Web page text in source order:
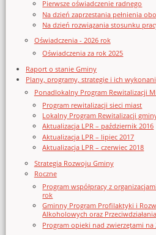
Pierwsze oświadczenie radnego
Na dzień zaprzestania pełnienia
Na dzień rozwiązania stosunku
Oświadczenia - 2026 rok
Oświadczenia za rok 2025
Raport o stanie Gminy
Plany, programy, strategie i ich
Ponadlokalny Program Rewitalizacji
Program rewitalizacji sieci miast
Lokalny Program Rewitalizacji
Aktualizacja LPR – październik 2016
Aktualizacja LPR – lipiec 2017
Aktualizacja LPR – czerwiec 2018
Strategia Rozwoju Gminy
Roczne
Program współpracy z
rok
Gminny Program Profilaktyki i
Alkoholowych oraz
Program opieki nad zwierzętami na